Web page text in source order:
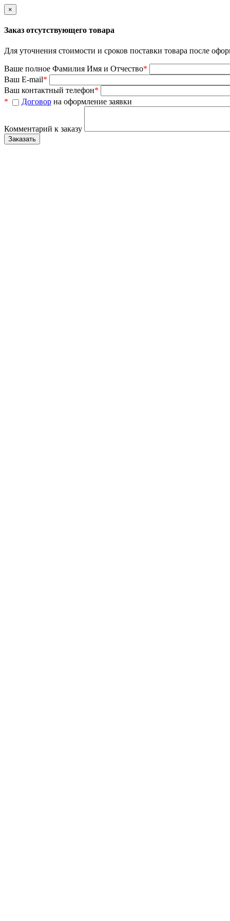
×
Заказ отсутствующего товара
Для уточнения стоимости и сроков поставки товара после
Ваше полное Фамилия Имя и Отчество*
Ваш E-mail*
Ваш контактный телефон*
*
Договор на оформление заявки
Комментарий к заказу